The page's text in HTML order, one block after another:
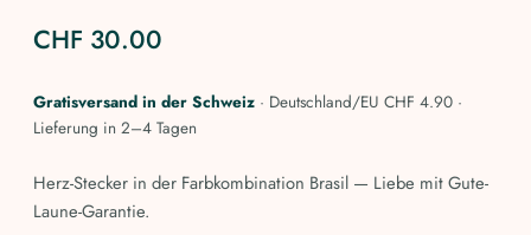
CHF 30.00
Gratisversand in der Schweiz · Deutschland/EU CHF 4.90 ·
Lieferung in 2–4 Tagen
Herz-Stecker in der Farbkombination Brasil — Liebe mit Gute-
Laune-Garantie.